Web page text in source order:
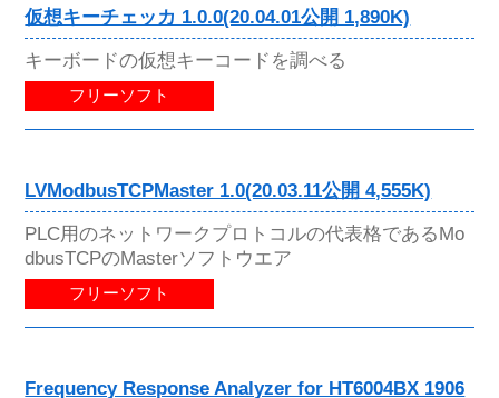
仮想キーチェッカ 1.0.0(20.04.01公開 1,890K)
キーボードの仮想キーコードを調べる
フリーソフト
LVModbusTCPMaster 1.0(20.03.11公開 4,555K)
PLC用のネットワークプロトコルの代表格であるMo
dbusTCPのMasterソフトウエア
フリーソフト
Frequency Response Analyzer for HT6004BX 1906